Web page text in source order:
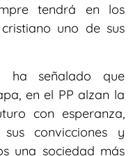
tendrá en los
uno de sus
señalado que
en el PP alzan la
con esperanza,
convicciones y
una sociedad más